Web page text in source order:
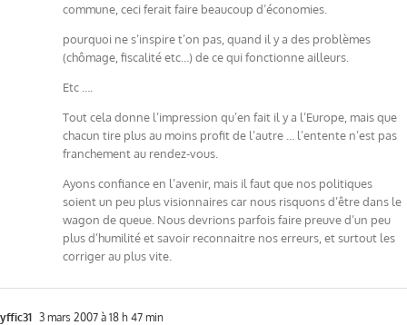
commune, ceci ferait faire beaucoup d’économies.
pourquoi ne s’inspire t’on pas, quand il y a des problèmes
(chômage, fiscalité etc…) de ce qui fonctionne ailleurs.
Etc ….
Tout cela donne l’impression qu’en fait il y a l’Europe, mais que
chacun tire plus au moins profit de l’autre … l’entente n’est pas
franchement au rendez-vous.
Ayons confiance en l’avenir, mais il faut que nos politiques
soient un peu plus visionnaires car nous risquons d’être dans le
wagon de queue. Nous devrions parfois faire preuve d’un peu
plus d’humilité et savoir reconnaitre nos erreurs, et surtout les
corriger au plus vite.
yffic31 3 mars 2007 à 18 h 47 min